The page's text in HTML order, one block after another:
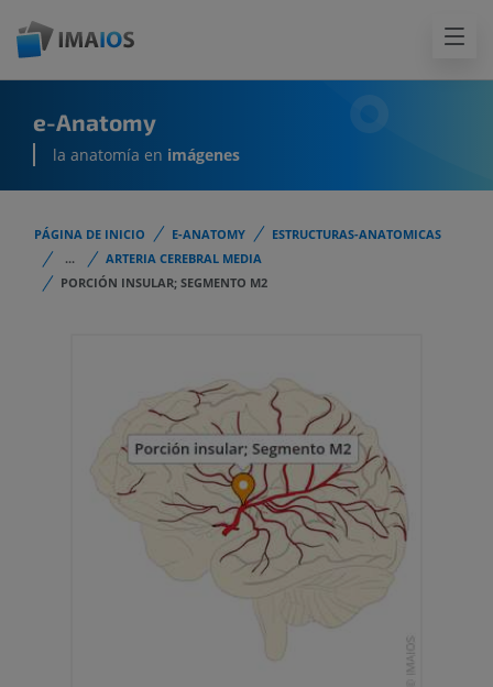
e-Anatomy
la anatomía en imágenes
PÁGINA DE INICIO E-ANATOMY
ESTRUCTURAS-ANATOMICAS
...
ARTERIA CEREBRAL MEDIA
PORCIÓN INSULAR; SEGMENTO M2